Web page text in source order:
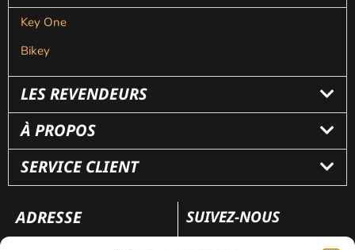
Key One
Bikey
LES REVENDEURS
À PROPOS
SERVICE CLIENT
ADRESSE SUIVEZ-NOUS